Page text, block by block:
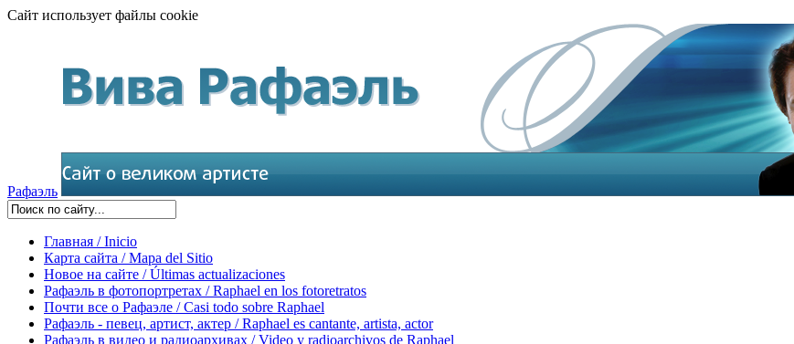
Сайт использует файлы cookie
Рафаэль
Главная / Inicio
Карта сайта / Mapa del Sitio
Новое на сайте / Últimas actualizaciones
Рафаэль в фотопортретах / Raphael en los fotoretratos
Почти все о Рафаэле / Casi todo sobre Raphael
Рафаэль - певец, артист, актер / Raphael es cantante, artista, actor
Рафаэль в видео и радиоархивах / Video y radioarchivos de Raphael